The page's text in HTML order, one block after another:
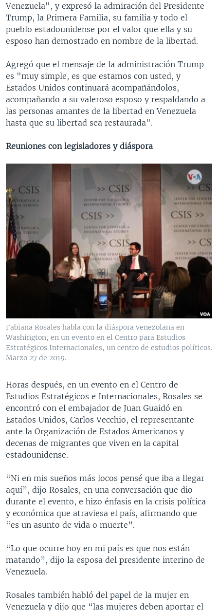
Venezuela", y expresó la admiración del Presidente
Trump, la Primera Familia, su familia y todo el
pueblo estadounidense por el valor que ella y su
esposo han demostrado en nombre de la libertad.
Agregó que el mensaje de la administración Trump
es "muy simple, es que estamos con usted, y
Estados Unidos continuará acompañándolos,
acompañando a su valeroso esposo y respaldando a
las personas amantes de la libertad en Venezuela
hasta que su libertad sea restaurada".
Reuniones con legisladores y diáspora
Fabiana Rosales habla con la diáspora venezolana en
Washington, en un evento en el Centro para Estudios
Estratégicos Internacionales, un centro de estudios políticos.
Marzo 27 de 2019.
Horas después, en un evento en el Centro de
Estudios Estratégicos e Internacionales, Rosales se
encontró con el embajador de Juan Guaidó en
Estados Unidos, Carlos Vecchio, el representante
ante la Organización de Estados Americanos y
decenas de migrantes que viven en la capital
estadounidense.
“Ni en mis sueños más locos pensé que iba a llegar
aquí”, dijo Rosales, en una conversación que dio
durante el evento, e hizo énfasis en la crisis política
y económica que atraviesa el país, afirmando que
“es un asunto de vida o muerte”.
“Lo que ocurre hoy en mi país es que nos están
matando”, dijo la esposa del presidente interino de
Venezuela.
Rosales también habló del papel de la mujer en
Venezuela y dijo que “las mujeres deben aportar el